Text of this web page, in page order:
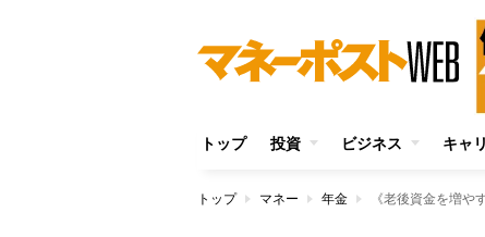
トップ 投資 ビジネス キャ
トップ マネー 年金